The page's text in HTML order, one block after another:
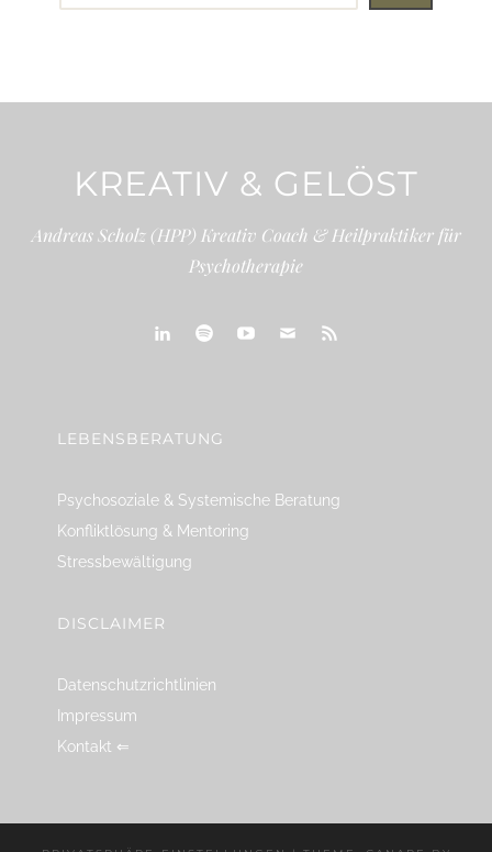
KREATIV & GELÖST
Andreas Scholz (HPP) Kreativ Coach & Heilpraktiker für
Psychotherapie
LEBENSBERATUNG
Psychosoziale & Systemische Beratung
Konfliktlösung & Mentoring
Stressbewältigung
DISCLAIMER
Datenschutzrichtlinien
Impressum
Kontakt ⇐